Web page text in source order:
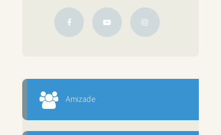
Amizade